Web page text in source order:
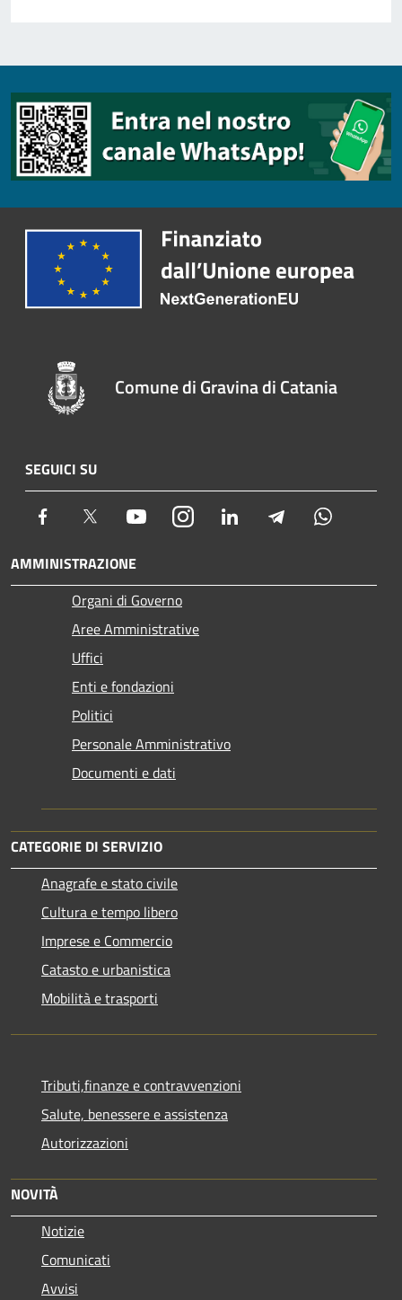
Comune di Gravina di Catania
SEGUICI SU
Facebook Twitter YoutubeInstagram LinkedIn Telegram
AMMINISTRAZIONE
Organi di Governo
Aree Amministrative
Uffici
Enti e fondazioni
Politici
Personale Amministrativo
Documenti e dati
CATEGORIE DI SERVIZIO
Anagrafe e stato civile
Cultura e tempo libero
Imprese e Commercio
Catasto e urbanistica
Mobilità e trasporti
Tributi,finanze e contravvenzioni
Salute, benessere e assistenza
Autorizzazioni
NOVITÀ
Notizie
Comunicati
Avvisi